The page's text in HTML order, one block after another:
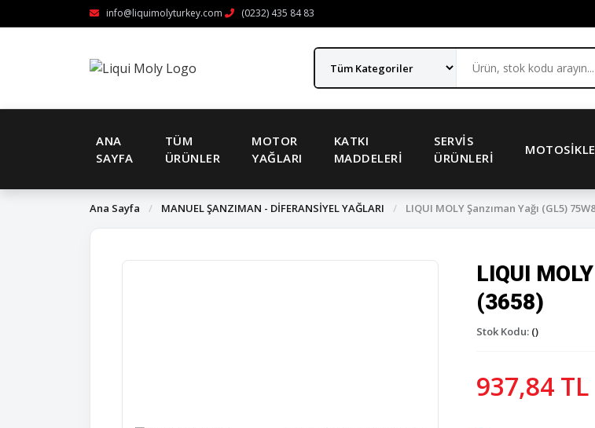
info@liquimolyturkey.com (0232) 435 84 83
ANA
SAYFA
TÜM
ÜRÜNLER
MOTOR
YAĞLARI
KATKI
MADDELERI
SERVIS
ÜRÜNLERI
Ana Sayfa / MANUEL ŞANZIMAN - DİFERANSİYEL YAĞLARI / LIQUI MOLY Şanzıman Yağı (GL5)
LIQUI
(3658)
Stok Kodu: ()
937,84 TL